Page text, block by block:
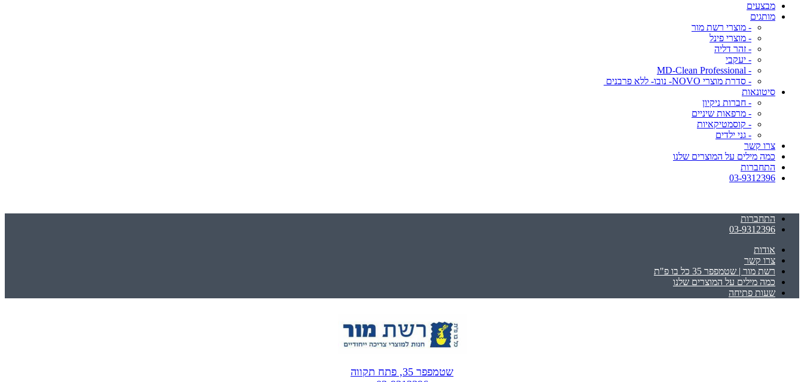
מבצעים
מותגים
- מוצרי רשת מור
- מוצרי פינל
- זהר דליה
- יעקבי
- MD-Clean Professional
- סדרת מוצרי NOVO- נובו- ללא פרבנים
סיטונאות
- חברות ניקיון
- מרפאות שיניים
- קוסמטיקאיות
- גני ילדים
צרו קשר
כמה מילים על המוצרים שלנו
התחברות
03-9312396
התחברות
03-9312396
אודות
צרו קשר
רשת מור | שטמפפר 35 כל בו פ"ת
כמה מילים על המוצרים שלנו
שעות פתיחה
שטמפפר 35, פתח תקווה